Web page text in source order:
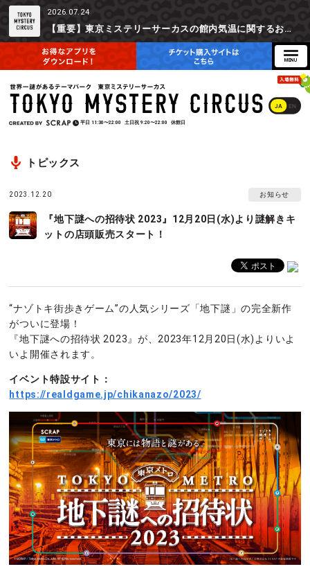
2026.07.24
【重要】東京ミステリーサーカスの館内気温に関するお詫びとご参加辞退時の返金対応について
JA EN
平日 11:30〜22:00 土日祝 9:20〜22:00 休館日
トピックス
2023.12.20 お知らせ
『地下謎への招待状 2023』12月20日(水)より謎解きキ
ットの店頭販売スタート！
“ナゾトキ街歩きゲーム”の人気シリーズ「地下謎」の完全新作
がついに登場！
『地下謎への招待状 2023』が、2023年12月20日(水)よりいよ
いよ開催されます。
イベント特設サイト：
https://realdgame.jp/chikanazo/2023/